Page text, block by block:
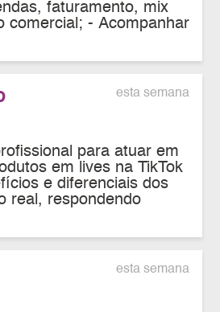
faturamento, mix
comercial; - Acompanhar
esta semana
para atuar em
em lives na TikTok
e diferenciais dos
real, respondendo
esta semana